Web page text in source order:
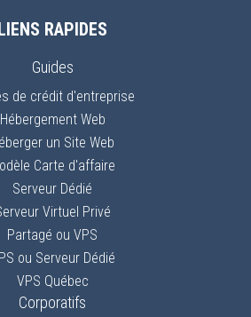
RAPIDES
Guides
de crédit d'entreprise
Hébergement Web
un Site Web
Carte d'affaire
Serveur Dédié
Virtuel Privé
Partagé ou VPS
ou Serveur Dédié
VPS Québec
Corporatifs